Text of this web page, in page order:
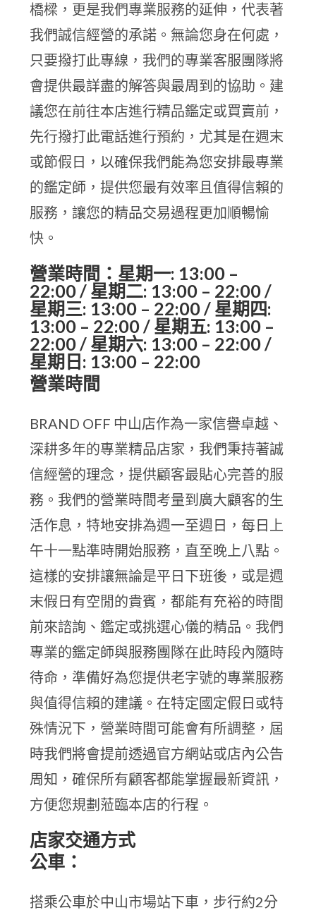
橋樑，更是我們專業服務的延伸，代表著
我們誠信經營的承諾。無論您身在何處，
只要撥打此專線，我們的專業客服團隊將
會提供最詳盡的解答與最周到的協助。建
議您在前往本店進行精品鑑定或買賣前，
先行撥打此電話進行預約，尤其是在週末
或節假日，以確保我們能為您安排最專業
的鑑定師，提供您最有效率且值得信賴的
服務，讓您的精品交易過程更加順暢愉
快。
營業時間：星期一: 13:00 –
22:00 / 星期二: 13:00 – 22:00 /
星期三: 13:00 – 22:00 / 星期四:
13:00 – 22:00 / 星期五: 13:00 –
22:00 / 星期六: 13:00 – 22:00 /
星期日: 13:00 – 22:00
營業時間
BRAND OFF 中山店作為一家信譽卓越、
深耕多年的專業精品店家，我們秉持著誠
信經營的理念，提供顧客最貼心完善的服
務。我們的營業時間考量到廣大顧客的生
活作息，特地安排為週一至週日，每日上
午十一點準時開始服務，直至晚上八點。
這樣的安排讓無論是平日下班後，或是週
末假日有空閒的貴賓，都能有充裕的時間
前來諮詢、鑑定或挑選心儀的精品。我們
專業的鑑定師與服務團隊在此時段內隨時
待命，準備好為您提供老字號的專業服務
與值得信賴的建議。在特定國定假日或特
殊情況下，營業時間可能會有所調整，屆
時我們將會提前透過官方網站或店內公告
周知，確保所有顧客都能掌握最新資訊，
方便您規劃蒞臨本店的行程。
店家交通方式
公車：
搭乘公車於中山市場站下車，步行約2分